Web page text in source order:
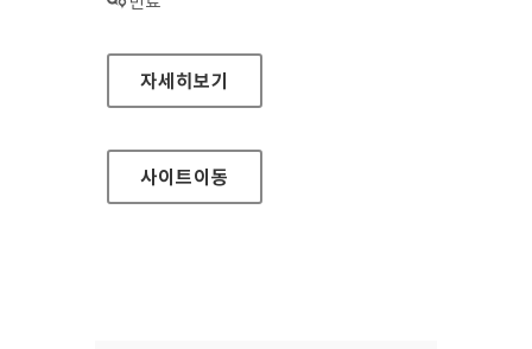
THE-K저축은행 대표 홈페이지
자세히보기
사이트이동